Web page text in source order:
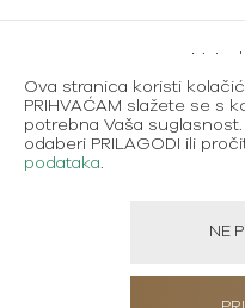
Uvjeti
Created using
Ova stranica koristi
PRIHVAĆAM slažete se s
potrebna Vaša
odaberi PRILAGODI ili
podataka.
NE